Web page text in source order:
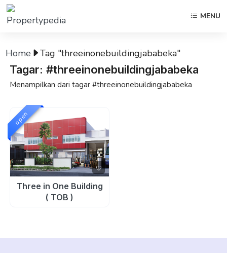
MENU
Home Tag "threeinonebuildingjababeka"
Tagar: #threeinonebuildingjababeka
Menampilkan dari tagar #threeinonebuildingjababeka
open
Three in One Building
( TOB )